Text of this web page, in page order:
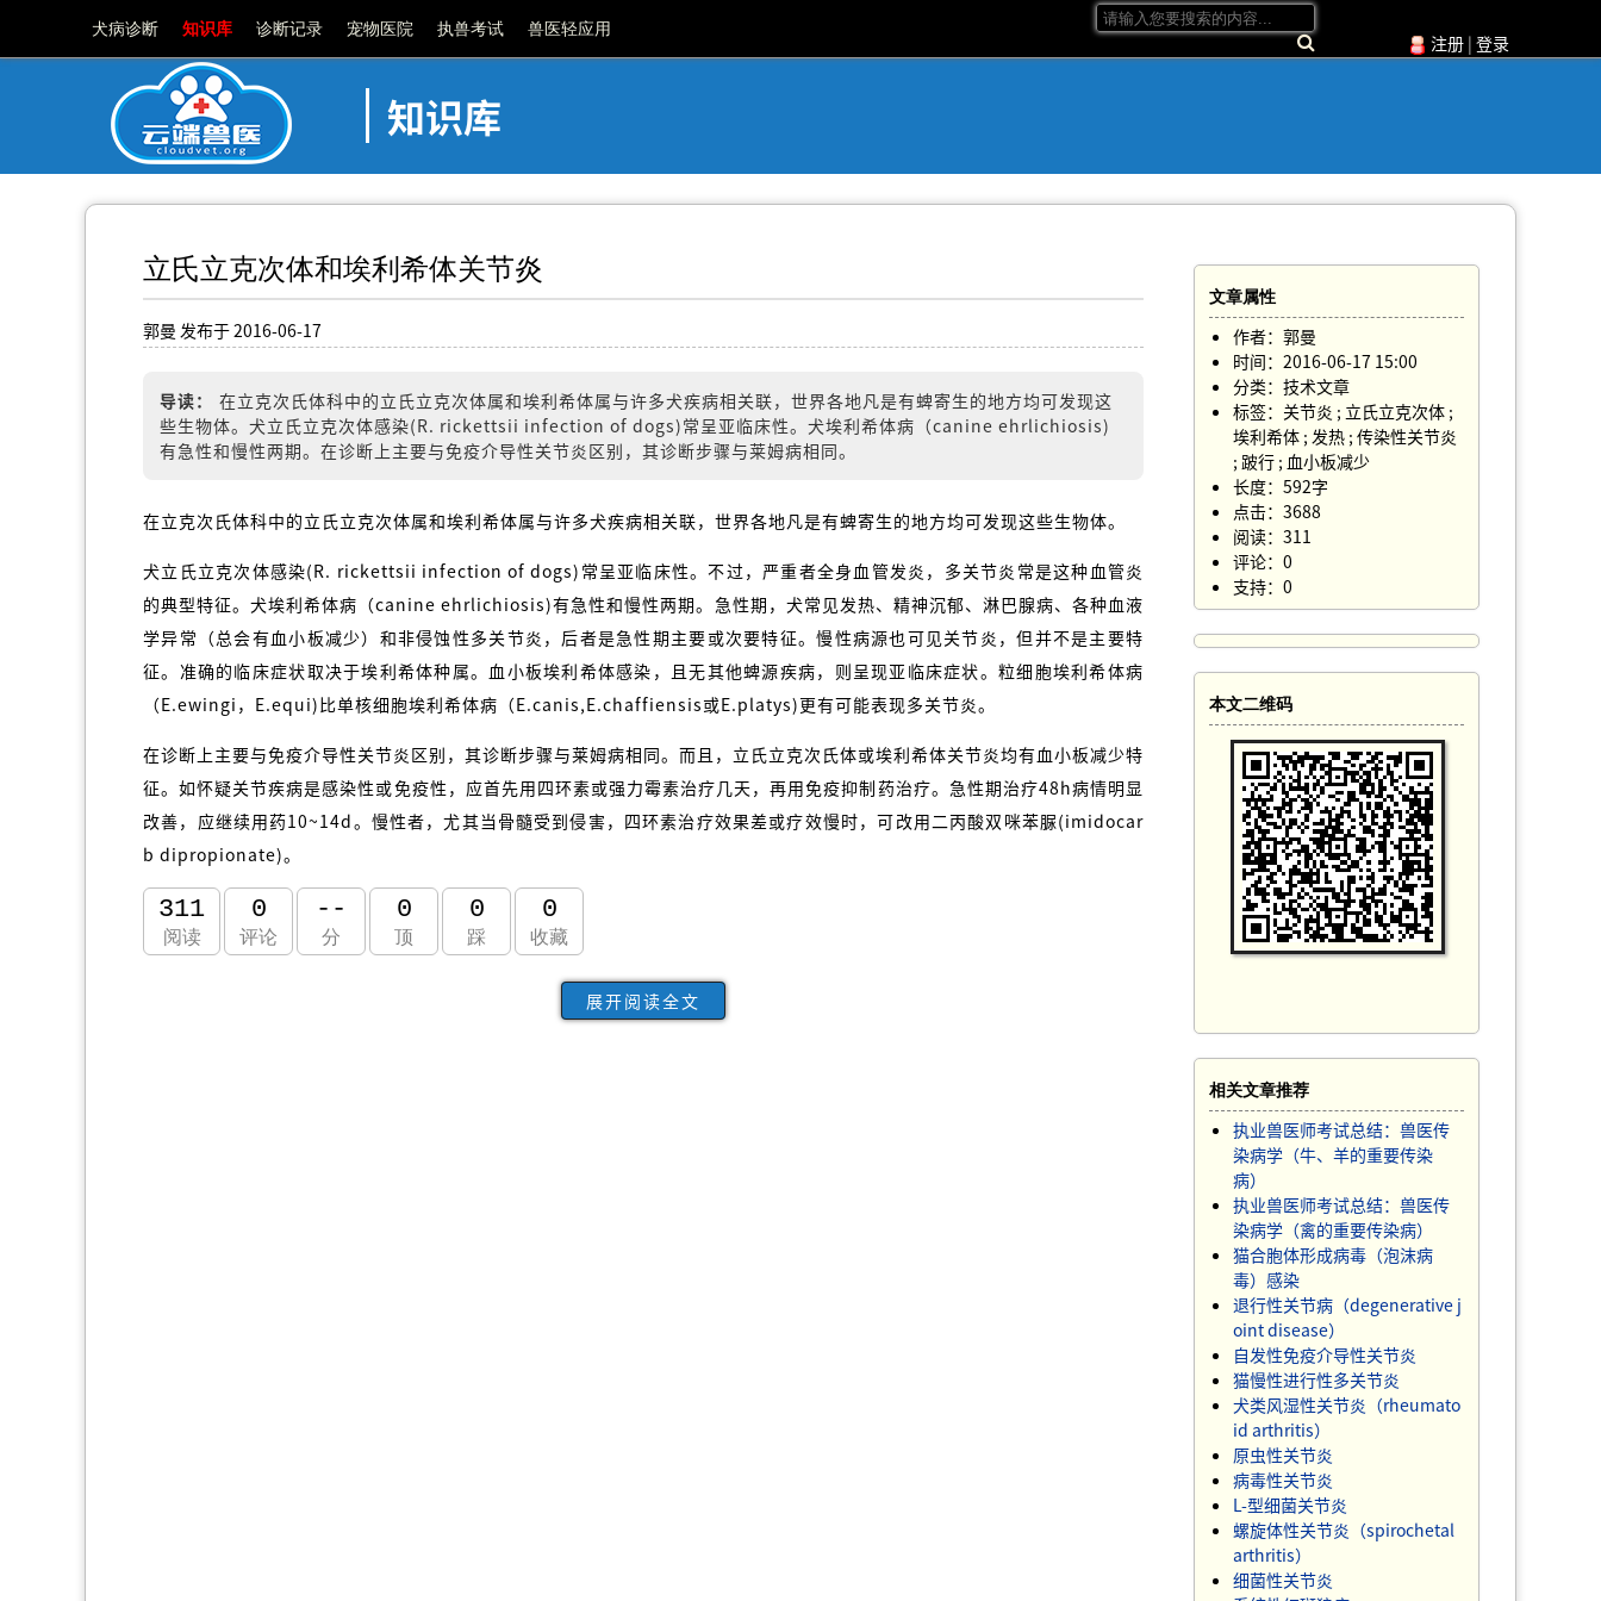
犬病诊断 知识库 诊断记录 宠物医院 执兽考试 兽医轻应用
注册 | 登录
知识库
立氏立克次体和埃利希体关节炎
郭曼 发布于 2016-06-17
导读：
在立克次氏体科中的立氏立克次体属和埃利希体属与许多犬疾病相关联，世界各地凡是有蜱寄生的地方均可发现这
些生物体。犬立氏立克次体感染(R. rickettsii infection of dogs)常呈亚临床性。犬埃利希体病（canine ehrlichiosis)
有急性和慢性两期。在诊断上主要与免疫介导性关节炎区别，其诊断步骤与莱姆病相同。
在立克次氏体科中的立氏立克次体属和埃利希体属与许多犬疾病相关联，世界各地凡是有蜱寄生的地方均可发现这些生物体。
犬立氏立克次体感染(R. rickettsii infection of dogs)常呈亚临床性。不过，严重者全身血管发炎，多关节炎常是这种血管炎
的典型特征。犬埃利希体病（canine ehrlichiosis)有急性和慢性两期。急性期，犬常见发热、精神沉郁、淋巴腺病、各种血液
学异常（总会有血小板减少）和非侵蚀性多关节炎，后者是急性期主要或次要特征。慢性病源也可见关节炎，但并不是主要特
征。准确的临床症状取决于埃利希体种属。血小板埃利希体感染，且无其他蜱源疾病，则呈现亚临床症状。粒细胞埃利希体病
（E.ewingi，E.equi)比单核细胞埃利希体病（E.canis,E.chaffiensis或E.platys)更有可能表现多关节炎。
在诊断上主要与免疫介导性关节炎区别，其诊断步骤与莱姆病相同。而且，立氏立克次氏体或埃利希体关节炎均有血小板减少特
征。如怀疑关节疾病是感染性或免疫性，应首先用四环素或强力霉素治疗几天，再用免疫抑制药治疗。急性期治疗48h病情明显
改善，应继续用药10~14d。慢性者，尤其当骨髓受到侵害，四环素治疗效果差或疗效慢时，可改用二丙酸双咪苯脲(imidocar
b dipropionate)。
311
阅读
0
评论
--
分
0
顶
0
踩
0
收藏
展开阅读全文
文章属性
作者：郭曼
时间：2016-06-17 15:00
分类：技术文章
标签：关节炎 ; 立氏立克次体 ;
埃利希体 ; 发热 ; 传染性关节炎
; 跛行 ; 血小板减少
长度：592字
点击：3688
阅读：311
评论：0
支持：0
本文二维码
相关文章推荐
执业兽医师考试总结：兽医传
染病学（牛、羊的重要传染
病）
执业兽医师考试总结：兽医传
染病学（禽的重要传染病）
猫合胞体形成病毒（泡沫病
毒）感染
退行性关节病（degenerative j
oint disease）
自发性免疫介导性关节炎
猫慢性进行性多关节炎
犬类风湿性关节炎（rheumato
id arthritis）
原虫性关节炎
病毒性关节炎
L-型细菌关节炎
螺旋体性关节炎（spirochetal
arthritis）
细菌性关节炎